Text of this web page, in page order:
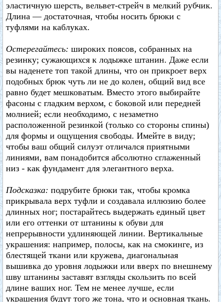
эластичную шерсть, вельвет-стрейч в мелкий рубчик.
Длина — достаточная, чтобы носить брюки с
туфлями на каблуках.
Остерегайтесь: широких поясов, собранных на
резинку; сужающихся к лодыжке штанин. Даже если
вы наденете топ такой длины, что он прикроет верх
подобных брюк чуть ли не до колен, общий вид все
равно будет мешковатым. Вместо этого выбирайте
фасоны с гладким верхом, с боковой или передней
молнией; если необходимо, с незаметно
расположенной резинкой (только со стороны спины)
для формы и ощущения свободы. Имейте в виду;
чтобы ваш общий силуэт отличался приятными
линиями, вам понадобится абсолютно сглаженный
низ - как фундамент для элегантного верха.
Подсказка: подрубите брюки так, чтобы кромка
прикрывала верх туфли и создавала иллюзию более
длинных ног; постарайтесь выдержать единый цвет
или его оттенки от штанины к обуви для
непрерывности удлиняющей линии. Вертикальные
украшения: например, полосы, как на смокинге, из
блестящей ткани или кружева, диагональная
вышивка до уровня лодыжки или вверх по внешнему
шву штанины заставят взгляды скользить по всей
длине ваших ног. Тем не менее лучше, если
украшения будут того же тона, что и основная ткань.